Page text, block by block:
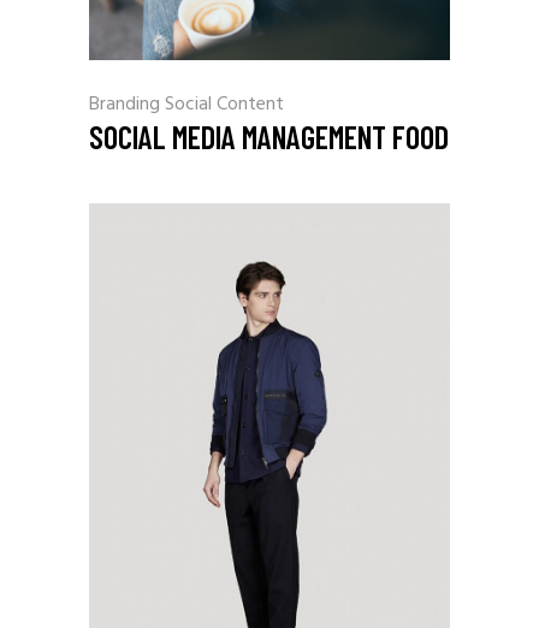
BrandingSocial Content
SOCIAL MEDIA MANAGEMENT FOOD